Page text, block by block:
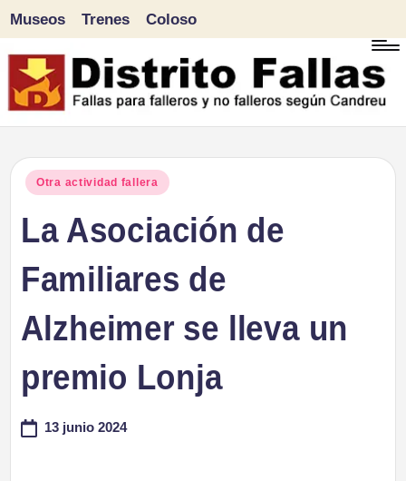
Saltar
al
Museos Trenes Coloso
Publicado
Otra actividad fallera
La Asociación de
Familiares de
Alzheimer se lleva un
premio Lonja
13 junio 2024